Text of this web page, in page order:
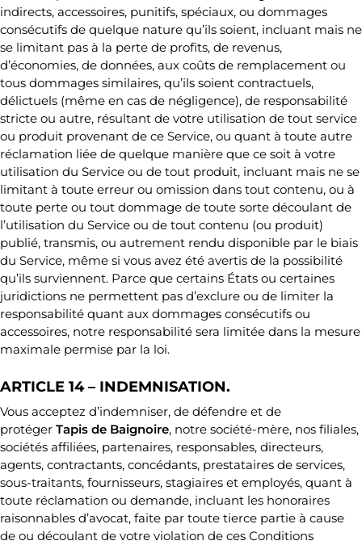
indirects, accessoires, punitifs, spéciaux, ou dommages
consécutifs de quelque nature qu’ils soient, incluant mais ne
se limitant pas à la perte de profits, de revenus,
d’économies, de données, aux coûts de remplacement ou
tous dommages similaires, qu’ils soient contractuels,
délictuels (même en cas de négligence), de responsabilité
stricte ou autre, résultant de votre utilisation de tout service
ou produit provenant de ce Service, ou quant à toute autre
réclamation liée de quelque manière que ce soit à votre
utilisation du Service ou de tout produit, incluant mais ne se
limitant à toute erreur ou omission dans tout contenu, ou à
toute perte ou tout dommage de toute sorte découlant de
l’utilisation du Service ou de tout contenu (ou produit)
publié, transmis, ou autrement rendu disponible par le biais
du Service, même si vous avez été avertis de la possibilité
qu’ils surviennent. Parce que certains États ou certaines
juridictions ne permettent pas d’exclure ou de limiter la
responsabilité quant aux dommages consécutifs ou
accessoires, notre responsabilité sera limitée dans la mesure
maximale permise par la loi.
ARTICLE 14 – INDEMNISATION.
Vous acceptez d’indemniser, de défendre et de
protéger Tapis de Baignoire, notre société-mère, nos filiales,
sociétés affiliées, partenaires, responsables, directeurs,
agents, contractants, concédants, prestataires de services,
sous-traitants, fournisseurs, stagiaires et employés, quant à
toute réclamation ou demande, incluant les honoraires
raisonnables d’avocat, faite par toute tierce partie à cause
de ou découlant de votre violation de ces Conditions